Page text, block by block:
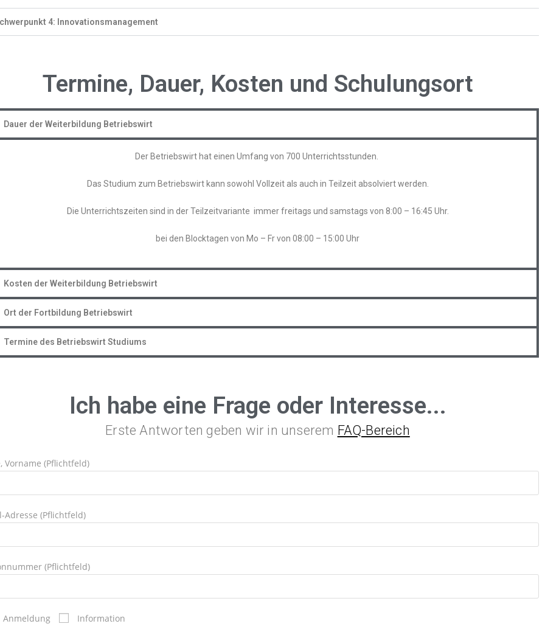
4: Innovationsmanagement
Termine, Dauer, Kosten und Schulungsort
Dauer der Weiterbildung Betriebswirt
Der Betriebswirt hat einen Umfang von 700 Unterrichtsstunden.
Das Studium zum Betriebswirt kann sowohl Vollzeit als auch in Teilzeit absolviert werden.
Die Unterrichtszeiten sind in der Teilzeitvariante immer freitags und samstags von 8:00 – 16:45 Uhr.
bei den Blocktagen von Mo – Fr von 08:00 – 15:00 Uhr
Kosten der Weiterbildung Betriebswirt
Ort der Fortbildung Betriebswirt
Termine des Betriebswirt Studiums
Ich habe eine Frage oder Interesse...
Erste Antworten geben wir in unserem FAQ-Bereich
Vorname (Pflichtfeld)
Adresse (Pflichtfeld)
(Pflichtfeld)
Anmeldung Information